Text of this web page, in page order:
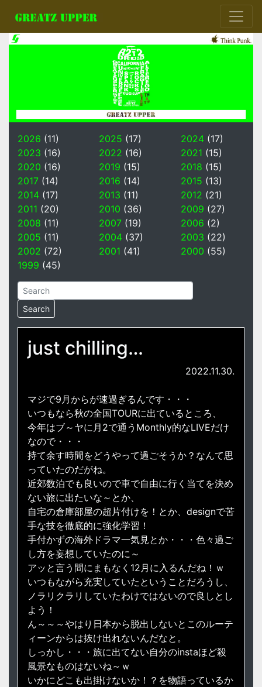
2026 (11) 2025 (17) 2024(17)
2023 (16) 2022 (16) 2021 (15)
2020 (16) 2019 (15) 2018 (15)
2017 (14) 2016 (14) 2015 (13)
2014 (17) 2013 (11) 2012 (21)
2011 (20) 2010 (36) 2009 (27)
2008 (11) 2007 (19) 2006 (2)
2005 (11) 2004 (37) 2003 (22)
2002 (72) 2001 (41) 2000 (55)
1999 (45)
just chilling…
2022.11.30.
マジで9月からが速過ぎるんです・・・
いつもなら秋の全国TOURに出ているところ、
今年はブ～ヤに月2で通うMonthly的なLIVEだけ
なので・・・
持て余す時間をどうやって過ごそうか？なんて思
っていたのだがね。
近郊数泊でも良いので車で自由に行く当てを決め
ない旅に出たいな～とか、
自宅の倉庫部屋の超片付けを！とか、designで苦
手な技を徹底的に強化学習！
手付かずの海外ドラマ一気見とか・・・色々過ご
し方を妄想していたのに～
アッと言う間にまもなく12月に入るんだね！ｗ
いつもながら充実していたということだろうし、
ノラリクラリしていたわけではないので良しとし
よう！
ん～～～やはり日本から脱出しないとこのルーテ
ィーンからは抜け出れないんだなと。
しっかし・・・旅に出てない自分のinstaほど殺
風景なものはないね～ｗ
いかにどこも出掛けないか！？を物語っているか